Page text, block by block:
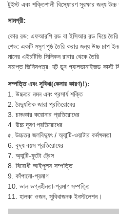
টুইস্ট এবং শক্তিশালী বিস্ফোরণ সুরক্ষার জন্য
সামগ্রী:
কোর রড: এফআরপি রড বা ইসিআর রড দিয়ে তৈরি
শেড: একটি মসৃণ পৃষ্ঠ তৈরি করার জন্য উচ্চ চাপ
মানের এইচটিভি সিলিকন রাবার থেকে তৈরি
সমাপ্ত জিনিসপত্র: হট ডুব গ্যালভানাইজড কাস্ট
সম্পত্তি এবং সুবিধা(কেনার কারণ)!):
1. উচ্চতর নমন এবং প্রসার্য শক্তি
2. বৈদ্যুতিক জারা প্রতিরোধের
3. চমৎকার করোনার প্রতিরোধের
4. উচ্চ দূষণ প্রতিরোধের
৫. উচ্চতর জলবিদ্যুৎ / অ্যান্টি-ওয়াটার কর্মক্ষমতা
6. বৃদ্ধ বয়স প্রতিরোধের
7. অ্যান্টি-ফুটো ট্রেস
8. বিরোধী আইপুলস সম্পত্তি
9. কাঁপানো-প্রমাণ
10. ভাল ভগ্নহীনতা-প্রমাণ সম্পত্তি
11. হালকা ওজন, সুবিধাজনক ইনস্টলেশন।